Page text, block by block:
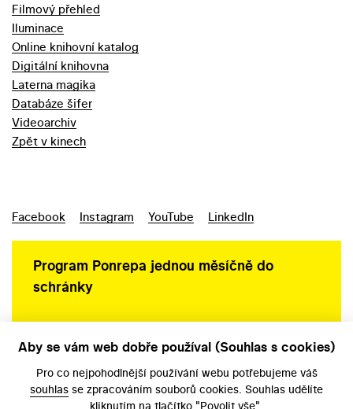
Filmový přehled
Iluminace
Online knihovní katalog
Digitální knihovna
Laterna magika
Databáze šifer
Videoarchiv
Zpět v kinech
Facebook Instagram YouTube LinkedIn
Program Ponrepa jednou měsíčně do
schránky
Aby se vám web dobře používal (Souhlas s cookies)
Pro co nejpohodlnější používání webu potřebujeme váš
souhlas se zpracováním souborů cookies. Souhlas udělíte
kliknutím na tlačítko "Povolit vše".